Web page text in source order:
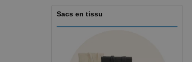
Sacs en tissu